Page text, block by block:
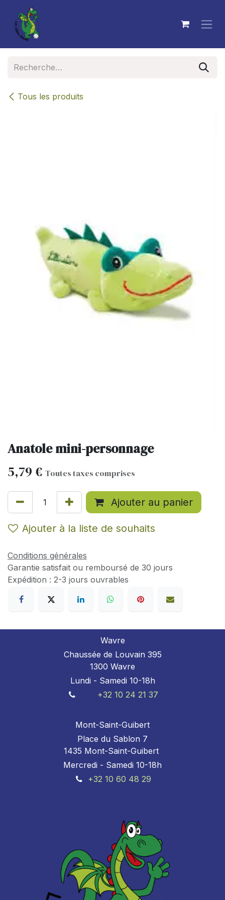
Se rendre au contenu
Tous les produits
Anatole mini-personnage
5,79 € Toutes taxes comprises
Ajouter au panier
Ajouter à la liste de souhaits
Conditions générales
Garantie satisfait ou remboursé de 30 jours
Expédition : 2-3 jours ouvrables
Wavre
Chaussée de Louvain 395
1300 Wavre
Lundi - Samedi 10-18h
+32 10 24 21 37
Mont-Saint-Guibert
Place du Sablon 7
1435 Mont-Saint-Guibert
Mercredi - Samedi 10-18h
+32 10 60 48 29